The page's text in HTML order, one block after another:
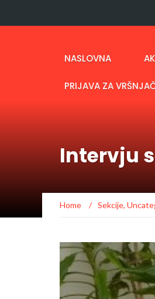
NASLOVNA
PRIJAVA ZA
Intervju
Home / Sekcije,